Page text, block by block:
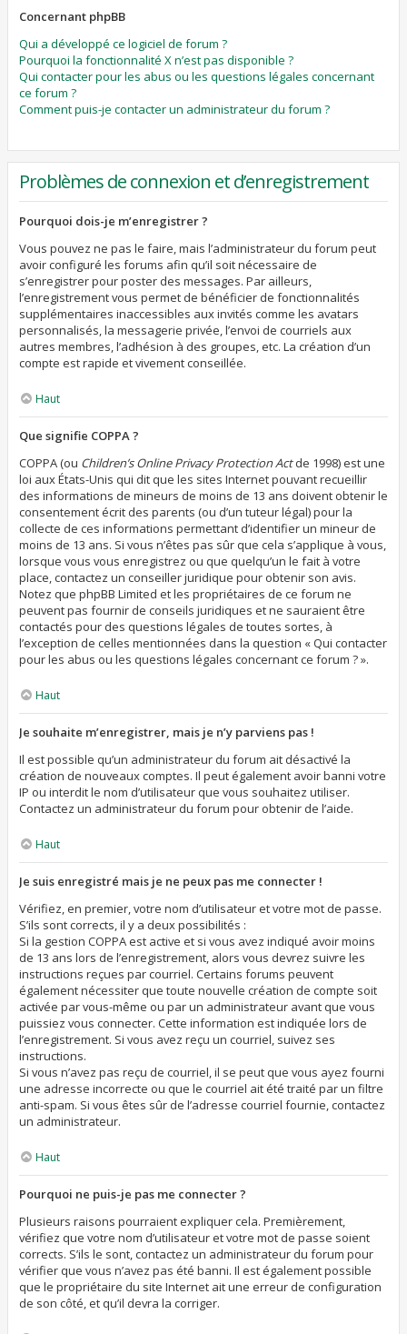
Concernant phpBB
Qui a développé ce logiciel de forum ?
Pourquoi la fonctionnalité X n’est pas disponible ?
Qui contacter pour les abus ou les questions légales concernant
ce forum ?
Comment puis-je contacter un administrateur du forum ?
Problèmes de connexion et d’enregistrement
Pourquoi dois-je m’enregistrer ?
Vous pouvez ne pas le faire, mais l’administrateur du forum peut
avoir configuré les forums afin qu’il soit nécessaire de
s’enregistrer pour poster des messages. Par ailleurs,
l’enregistrement vous permet de bénéficier de fonctionnalités
supplémentaires inaccessibles aux invités comme les avatars
personnalisés, la messagerie privée, l’envoi de courriels aux
autres membres, l’adhésion à des groupes, etc. La création d’un
compte est rapide et vivement conseillée.
Haut
Que signifie COPPA ?
COPPA (ou Children’s Online Privacy Protection Actde 1998) est une
loi aux États-Unis qui dit que les sites Internet pouvant recueillir
des informations de mineurs de moins de 13 ans doivent obtenir le
consentement écrit des parents (ou d’un tuteur légal) pour la
collecte de ces informations permettant d’identifier un mineur de
moins de 13 ans. Si vous n’êtes pas sûr que cela s’applique à vous,
lorsque vous vous enregistrez ou que quelqu’un le fait à votre
place, contactez un conseiller juridique pour obtenir son avis.
Notez que phpBB Limited et les propriétaires de ce forum ne
peuvent pas fournir de conseils juridiques et ne sauraient être
contactés pour des questions légales de toutes sortes, à
l’exception de celles mentionnées dans la question « Qui contacter
pour les abus ou les questions légales concernant ce forum ? ».
Haut
Je souhaite m’enregistrer, mais je n’y parviens pas !
Il est possible qu’un administrateur du forum ait désactivé la
création de nouveaux comptes. Il peut également avoir banni votre
IP ou interdit le nom d’utilisateur que vous souhaitez utiliser.
Contactez un administrateur du forum pour obtenir de l’aide.
Haut
Je suis enregistré mais je ne peux pas me connecter !
Vérifiez, en premier, votre nom d’utilisateur et votre mot de passe.
S’ils sont corrects, il y a deux possibilités :
Si la gestion COPPA est active et si vous avez indiqué avoir moins
de 13 ans lors de l’enregistrement, alors vous devrez suivre les
instructions reçues par courriel. Certains forums peuvent
également nécessiter que toute nouvelle création de compte soit
activée par vous-même ou par un administrateur avant que vous
puissiez vous connecter. Cette information est indiquée lors de
l’enregistrement. Si vous avez reçu un courriel, suivez ses
instructions.
Si vous n’avez pas reçu de courriel, il se peut que vous ayez fourni
une adresse incorrecte ou que le courriel ait été traité par un filtre
anti-spam. Si vous êtes sûr de l’adresse courriel fournie, contactez
un administrateur.
Haut
Pourquoi ne puis-je pas me connecter ?
Plusieurs raisons pourraient expliquer cela. Premièrement,
vérifiez que votre nom d’utilisateur et votre mot de passe soient
corrects. S’ils le sont, contactez un administrateur du forum pour
vérifier que vous n’avez pas été banni. Il est également possible
que le propriétaire du site Internet ait une erreur de configuration
de son côté, et qu’il devra la corriger.